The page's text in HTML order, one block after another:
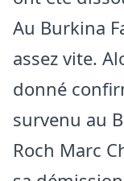
Au Burkina
assez vite.
donné
survenu au
Roch Marc